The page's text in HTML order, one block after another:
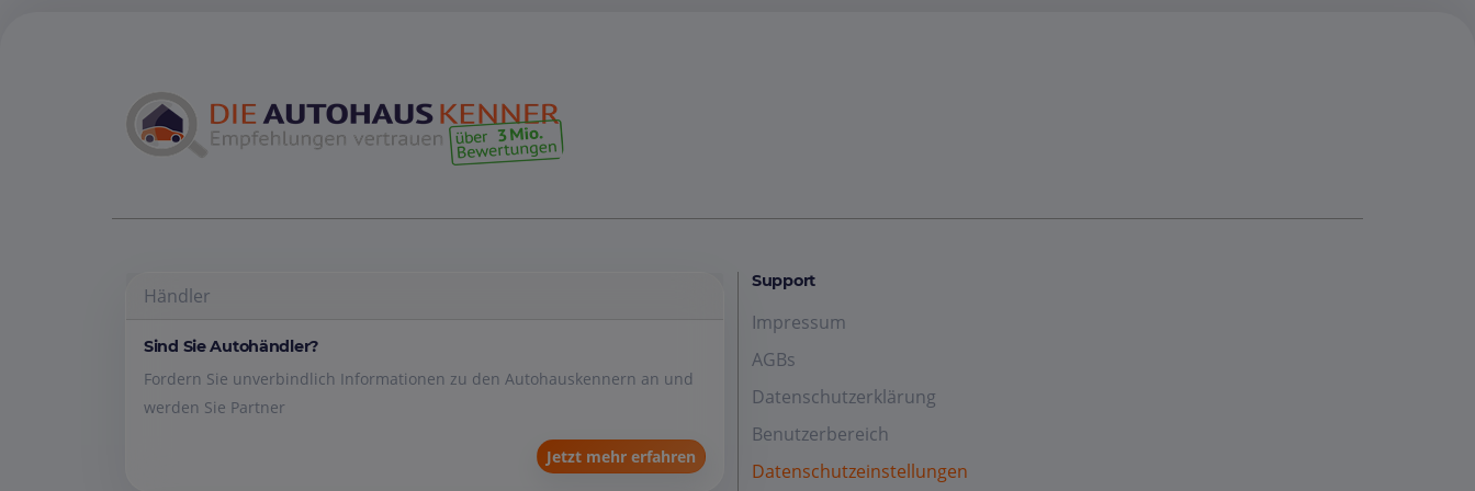
Händler
Sind Sie Autohändler?
Fordern Sie unverbindlich Informationen zu den Autohauskennern an und
werden Sie Partner
Jetzt mehr erfahren
Support
Impressum
AGBs
Datenschutzerklärung
Benutzerbereich
Datenschutzeinstellungen